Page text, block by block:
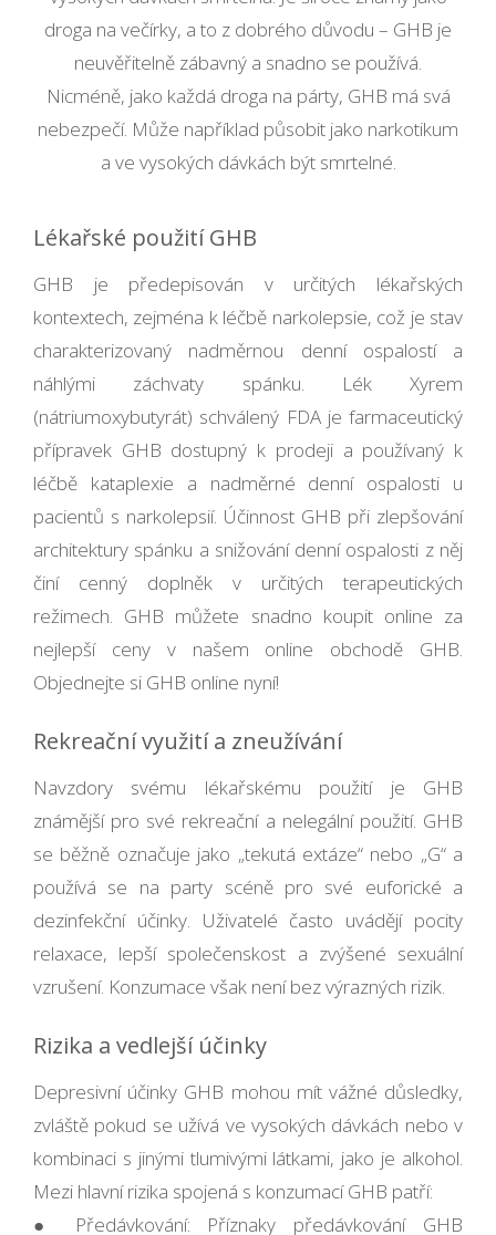
droga na večírky, a to z dobrého důvodu – GHB je
neuvěřitelně zábavný a snadno se používá.
Nicméně, jako každá droga na párty, GHB má svá
nebezpečí. Může například působit jako narkotikum
a ve vysokých dávkách být smrtelné.
Lékařské použití GHB
GHB je předepisován v určitých lékařských
kontextech, zejména k léčbě narkolepsie, což je stav
charakterizovaný nadměrnou denní ospalostí a
náhlými záchvaty spánku. Lék Xyrem
(nátriumoxybutyrát) schválený FDA je farmaceutický
přípravek GHB dostupný k prodeji a používaný k
léčbě kataplexie a nadměrné denní ospalosti u
pacientů s narkolepsií. Účinnost GHB při zlepšování
architektury spánku a snižování denní ospalosti z něj
činí cenný doplněk v určitých terapeutických
režimech. GHB můžete snadno koupit online za
nejlepší ceny v našem online obchodě GHB.
Objednejte si GHB online nyní!
Rekreační využití a zneužívání
Navzdory svému lékařskému použití je GHB
známější pro své rekreační a nelegální použití. GHB
se běžně označuje jako „tekutá extáze“ nebo „G“ a
používá se na party scéně pro své euforické a
dezinfekční účinky. Uživatelé často uvádějí pocity
relaxace, lepší společenskost a zvýšené sexuální
vzrušení. Konzumace však není bez výrazných rizik.
Rizika a vedlejší účinky
Depresivní účinky GHB mohou mít vážné důsledky,
zvláště pokud se užívá ve vysokých dávkách nebo v
kombinaci s jinými tlumivými látkami, jako je alkohol.
Mezi hlavní rizika spojená s konzumací GHB patří:
● Předávkování: Příznaky předávkování GHB